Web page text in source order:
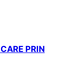
PRIN